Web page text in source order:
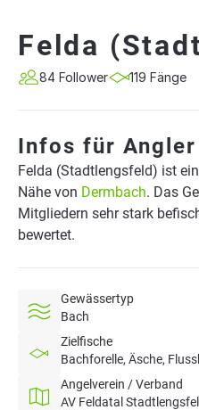
Felda
84 Follower 119 Fänge
Infos für Angler
Felda (Stadtlengsfeld) ist
Nähe von Dermbach. Das
Mitgliedern sehr stark
bewertet.
Gewässertyp
Bach
Zielfische
Bachforelle, Äsche,
Angelverein / Verband
AV Feldatal